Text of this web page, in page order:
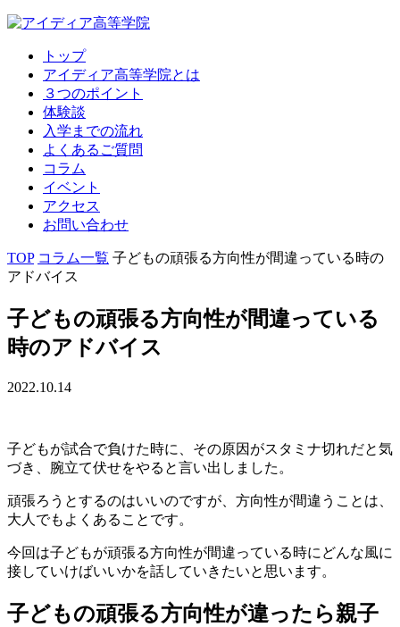
トップ
アイディア高等学院とは
３つのポイント
体験談
入学までの流れ
よくあるご質問
コラム
イベント
アクセス
お問い合わせ
TOP コラム一覧 子どもの頑張る方向性が間違っている時の
アドバイス
子どもの頑張る方向性が間違っている
時のアドバイス
2022.10.14
子どもが試合で負けた時に、その原因がスタミナ切れだと気
づき、腕立て伏せをやると言い出しました。
頑張ろうとするのはいいのですが、方向性が間違うことは、
大人でもよくあることです。
今回は子どもが頑張る方向性が間違っている時にどんな風に
接していけばいいかを話していきたいと思います。
子どもの頑張る方向性が違ったら親子